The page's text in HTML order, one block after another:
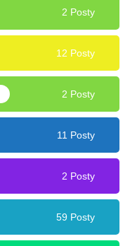
2 Posty
12 Posty
2 Posty
11 Posty
2 Posty
59 Posty